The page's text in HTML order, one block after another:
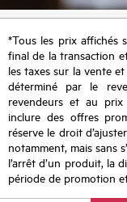
*Tous les prix affichés
final de la transaction
les taxes sur la vente
déterminé par le
revendeurs et au
inclure des offres
réserve le droit
notamment, mais sans
l’arrêt d’un produit, la
période de promotion